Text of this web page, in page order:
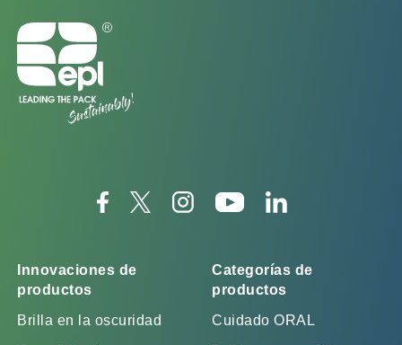
Innovaciones de
productos
Brilla en la oscuridad
Categorías de
productos
Cuidado ORAL